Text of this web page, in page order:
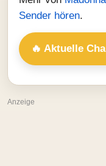
Sender hören.
🔥 Aktuelle
Anzeige